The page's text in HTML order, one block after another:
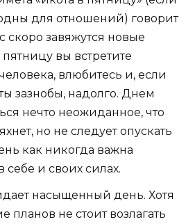
для отношений) говорит
скоро завяжутся новые
вы встретите
влюбитесь и, если
зазнобы, надолго. Днем
нечто неожиданное, что
но не следует опускать
как никогда важна
себе и своих силах.
насыщенный день. Хотя
планов не стоит возлагать